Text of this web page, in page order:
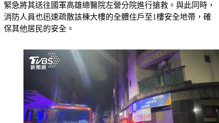
緊急將其送往國軍高雄總醫院左營分院進行搶救。與此同時，
消防人員也迅速疏散該棟大樓的全體住戶至1樓安全地帶，確
保其他居民的安全。